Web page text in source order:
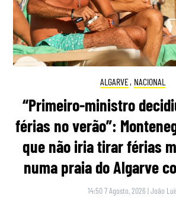
ALGARVE, NACIONAL
“Primeiro-ministro
férias no verão”:
que não iria tirar férias
numa praia do Algarve
14:50 7 Agosto, 2026 |João